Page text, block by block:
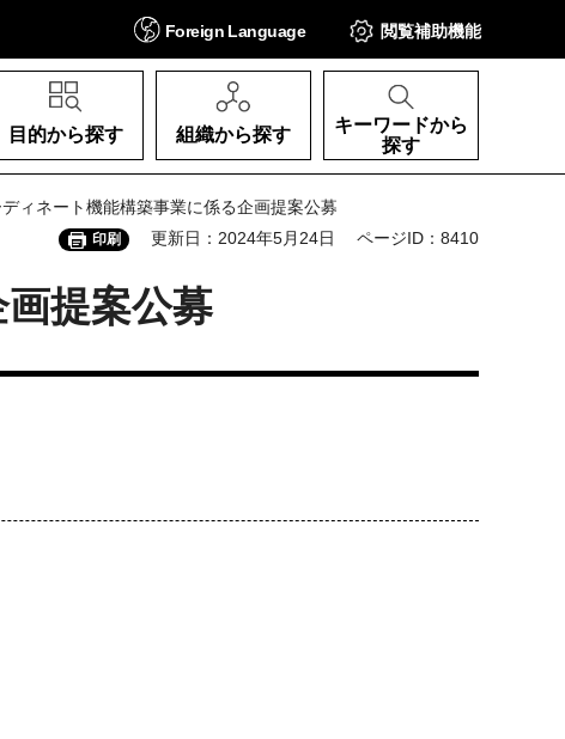
Foreign Language 閲覧補助機能
目的から探す 組織から探す
キーワードから
探す
ィネート機能構築事業に係る企画提案公募
印刷 更新日：2024年5月24日 ページID：8410
提案公募